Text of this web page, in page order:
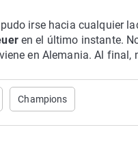
irse hacia cualquier
en el último instante.
en Alemania. Al final,
Champions